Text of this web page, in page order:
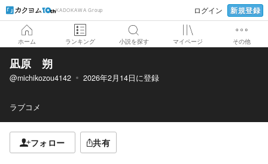
KADOKAWA Group ログイン 新規登録
ホーム ランキング 小説を探す マイページ その他
凪原 朔
@michikozou4142 2026年2月14日に登録
ラブコメ
フォロー 共有